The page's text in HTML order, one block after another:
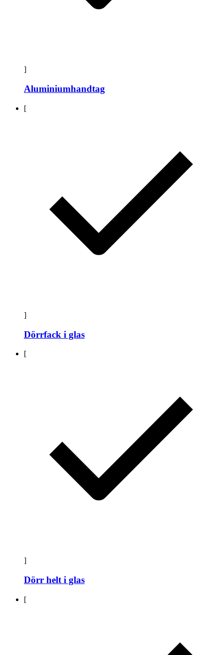
]
Aluminiumhandtag
[
]
Dörrfack i glas
[
]
Dörr helt i glas
[